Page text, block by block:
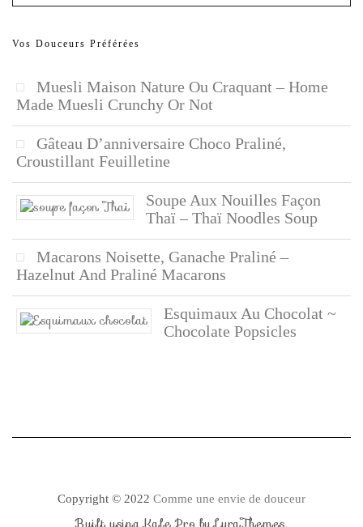
Vos Douceurs Préférées
Muesli Maison Nature Ou Craquant – Home
Made Muesli Crunchy Or Not
Gâteau D’anniversaire Choco Praliné,
Croustillant Feuilletine
Soupe Aux Nouilles Façon
Thaï – Thaï Noodles Soup
Macarons Noisette, Ganache Praliné –
Hazelnut And Praliné Macarons
Esquimaux Au Chocolat ~
Chocolate Popsicles
Copyright © 2022 Comme une envie de douceur